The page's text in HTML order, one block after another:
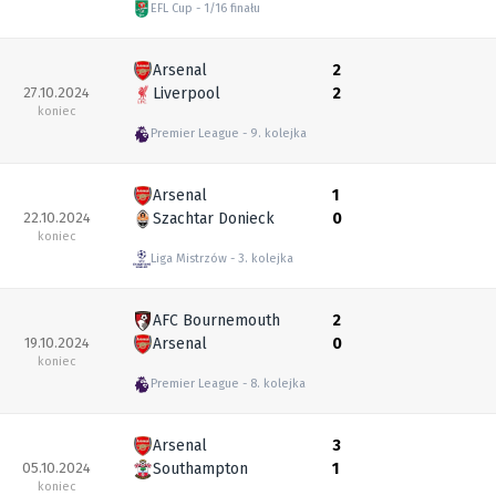
EFL Cup 1/16 finału
27.10.2024
koniec
Arsenal
Liverpool
Premier League 9. kolejka
2
2
22.10.2024
koniec
Arsenal
Szachtar Donieck
Liga Mistrzów 3. kolejka
1
0
19.10.2024
koniec
AFC Bournemouth
Arsenal
Premier League 8. kolejka
2
0
05.10.2024
koniec
Arsenal
Southampton
3
1